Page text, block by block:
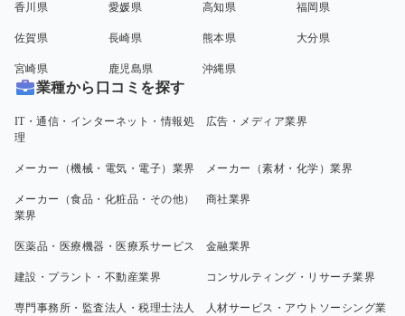
香川県 愛媛県 高知県 福岡県
佐賀県 長崎県 熊本県 大分県
宮崎県 鹿児島県 沖縄県
業種から口コミを探す
IT・通信・インターネット・情報処
理
広告・メディア業界
メーカー（機械・電気・電子）業界 メーカー（素材・化学）業界
メーカー（食品・化粧品・その他）
業界
商社業界
医薬品・医療機器・医療系サービス 金融業界
建設・プラント・不動産業界 コンサルティング・リサーチ業界
専門事務所・監査法人・税理士法人
人材サービス・アウトソーシング業